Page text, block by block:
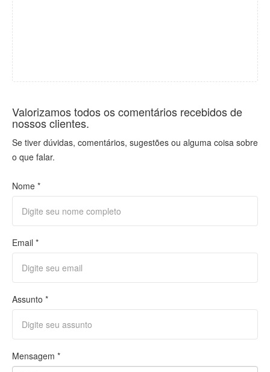
Valorizamos todos os comentários recebidos de
nossos clientes.
Se tiver dúvidas, comentários, sugestões ou alguma coisa sobre
o que falar.
Nome *
Email *
Assunto *
Mensagem *